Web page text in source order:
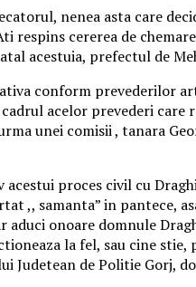
nenea asta care
cererea de
acestuia, prefectul de
conform prevederilor
acelor prevederi
unei comisii , tanara
proces civil cu
,, samanta” in pantece,
onoare domnule
la fel, sau cine
de Politie Gorj,